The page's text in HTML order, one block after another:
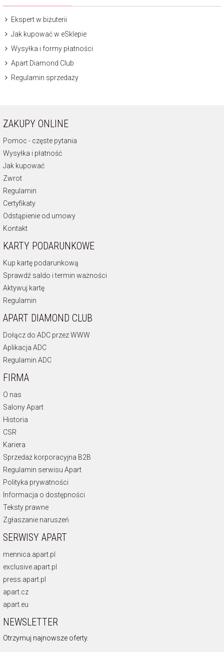
Ekspert w biżuterii
Jak kupować w eSklepie
Wysyłka i formy płatności
Apart Diamond Club
Regulamin sprzedaży
ZAKUPY ONLINE
Pomoc - częste pytania
Wysyłka i płatność
Jak kupować
Zwrot
Regulamin
Certyfikaty
Odstąpienie od umowy
Kontakt
KARTY PODARUNKOWE
Kup kartę podarunkową
Sprawdź saldo i termin ważności
Aktywuj kartę
Regulamin
APART DIAMOND CLUB
Dołącz do ADC przez WWW
Aplikacja ADC
Regulamin ADC
FIRMA
O nas
Salony Apart
Historia
CSR
Kariera
Sprzedaż korporacyjna B2B
Regulamin serwisu Apart
Polityka prywatności
Informacja o dostępności
Teksty prawne
Zgłaszanie naruszeń
SERWISY APART
mennica.apart.pl
exclusive.apart.pl
press.apart.pl
apart.cz
apart.eu
NEWSLETTER
Otrzymuj najnowsze oferty.